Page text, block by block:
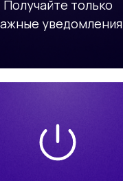
Получайте только
уведомления